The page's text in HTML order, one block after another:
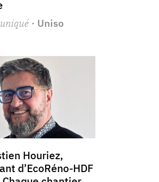
· Uniso
Houriez,
d’EcoRéno-HDF